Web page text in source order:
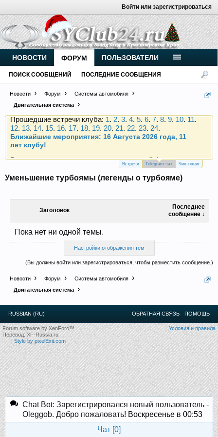
Войти или зарегистрироваться
Новости Форум
Системы автомобиля
Двигательная система
Внимание, новые участники нашего клуба!
Основное общение происходит вTelegram-чате.
Присоединяйтесь.
Чип-тюнинг (прошивка) дизелей от
Vahmurka
Прошедшие встречи клуба:
12.13.14.15.16.17.18.19.20.21.22.23.24.
Ближайшие мероприятия: 16 Августа 2026 года, 11
лет клубу!
Внимание, новые участники нашего клуба!
Чип-тюнинг (прошивка) дизелей от
Прошедшие встречи клуба:1.2.3.4.5.6.7.8.9.10.11.
12.13. 14.15. 16.17. 18.19.
Ближайшие мероприятия: 16 Августа 2026 года, 11
Встречи Telegram чат Чип-тюниг
Уменьшение турбоямы (легенды о турбояме)
Заголовок
Последнее
сообщение ↓
Пока нет ни одной темы.
Настройки отображения тем
(Вы должны войти или зарегистрироваться, чтобы разместить сообщение.)
Новости Форум
Системы автомобиля
Двигательная система
НОВОСТИ ФОРУМ
ПОИСК СООБЩЕНИЙ ПОСЛЕДНИЕ СООБЩЕНИЯ
ПОЛЬЗОВАТЕЛИ
RUSSIAN (RU) ОБРАТНАЯ СВЯЗЬ ПОМОЩЬ
Условия и правила
Forum software by XenForo™
Перевод:XF-Russia.ru
|Style by pixelExit.com
Chat Bot: Зарегистрировался новый пользователь -
Oleggob. Добро пожаловать! Воскресенье в 00:53
Чат [0]